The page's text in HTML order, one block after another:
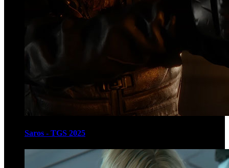
Saros - TGS 2025